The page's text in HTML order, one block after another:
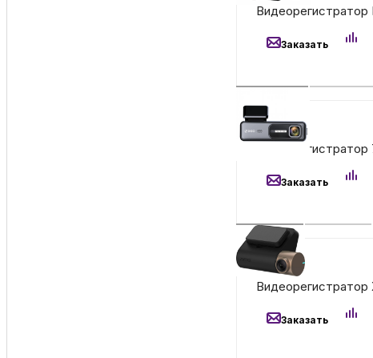
Видеорегистратор
Заказать
5 590₽
Заказать
7 500₽
Видеорегистратор
Заказать